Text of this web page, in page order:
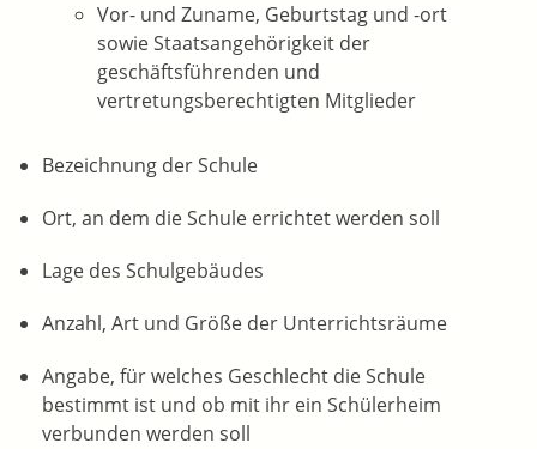
Vor- und Zuname, Geburtstag und -ort
sowie Staatsangehörigkeit der
geschäftsführenden und
vertretungsberechtigten Mitglieder
Bezeichnung der Schule
Ort, an dem die Schule errichtet werden soll
Lage des Schulgebäudes
Anzahl, Art und Größe der Unterrichtsräume
Angabe, für welches Geschlecht die Schule
bestimmt ist und ob mit ihr ein Schülerheim
verbunden werden soll